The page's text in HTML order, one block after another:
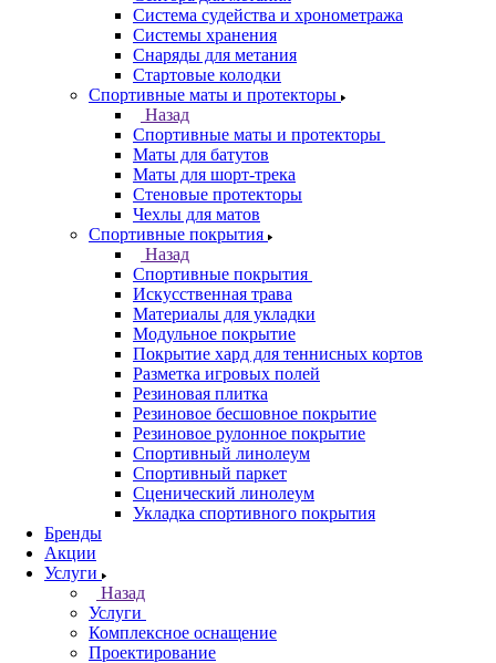
Система судейства и хронометража
Системы хранения
Снаряды для метания
Стартовые колодки
Спортивные маты и протекторы
Назад
Спортивные маты и протекторы
Маты для батутов
Маты для шорт-трека
Стеновые протекторы
Чехлы для матов
Спортивные покрытия
Назад
Спортивные покрытия
Искусственная трава
Материалы для укладки
Модульное покрытие
Покрытие хард для теннисных кортов
Разметка игровых полей
Резиновая плитка
Резиновое бесшовное покрытие
Резиновое рулонное покрытие
Спортивный линолеум
Спортивный паркет
Сценический линолеум
Укладка спортивного покрытия
Бренды
Акции
Услуги
Назад
Услуги
Комплексное оснащение
Проектирование